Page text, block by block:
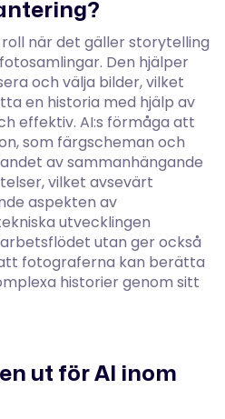
när det gäller storytelling
Den hjälper
och välja bilder, vilket
en historia med hjälp av
effektiv. AI:s förmåga att
som färgscheman och
av sammanhängande
vilket avsevärt
aspekten av
utvecklingen
utan ger också
fotograferna kan berätta
historier genom sitt
ut för AI inom